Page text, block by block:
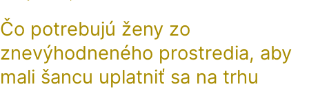
Čo potrebujú ženy zo
znevýhodneného prostredia, aby
mali šancu uplatniť sa na trhu
ženy
zo
znevýhodneného
prostredia,
aby